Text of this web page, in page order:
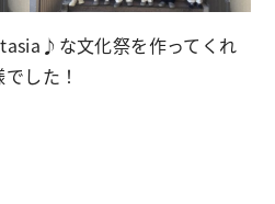
な文化祭を作ってくれ
した！